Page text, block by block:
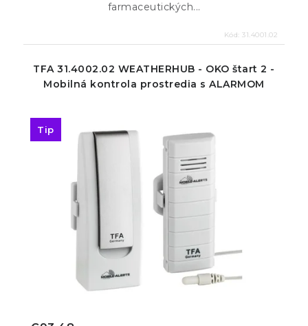
farmaceutických...
Kód: 31.4001.02
TFA 31.4002.02 WEATHERHUB - OKO štart 2 -
Mobilná kontrola prostredia s ALARMOM
Tip